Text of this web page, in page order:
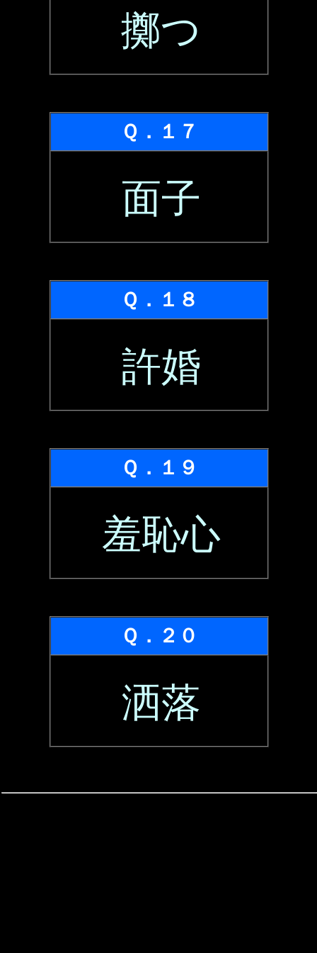
擲つ
Ｑ．１７
面子
Ｑ．１８
許婚
Ｑ．１９
羞恥心
Ｑ．２０
洒落